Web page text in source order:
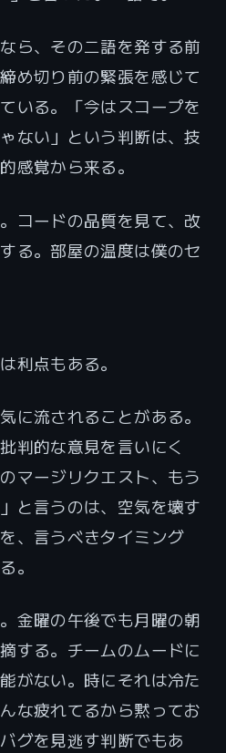
ら、その二語を発する前
め切り前の緊張を感じて
いる。「今はスコープを
ない」という判断は、技
感覚から来る。
コードの品質を見て、改
る。部屋の温度は僕のセ
利点もある。
に流されることがある。
判的な意見を言いにく
マージリクエスト、もう
と言うのは、空気を壊す
、言うべきタイミング
。
金曜の午後でも月曜の朝
する。チームのムードに
がない。時にそれは冷た
な疲れてるから黙ってお
グを見逃す判断でもあ